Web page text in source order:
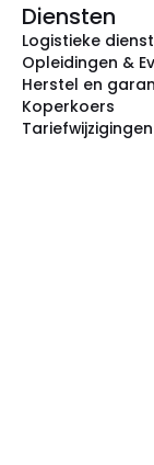
Diensten
Logistieke
Opleidingen &
Herstel en
Koperkoers
Tariefwijzigingen